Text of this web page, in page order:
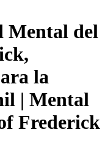
Mental del
la
| Mental
Frederick